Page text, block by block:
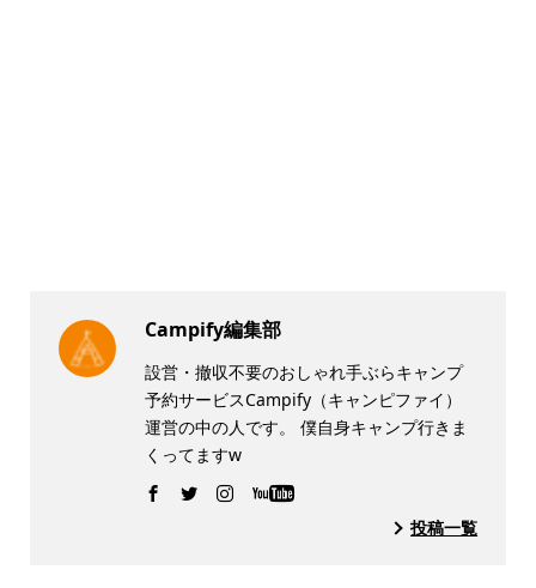
Campify編集部
設営・撤収不要のおしゃれ手ぶらキャンプ
予約サービスCampify（キャンピファイ）
運営の中の人です。 僕自身キャンプ行きま
くってますw
投稿一覧